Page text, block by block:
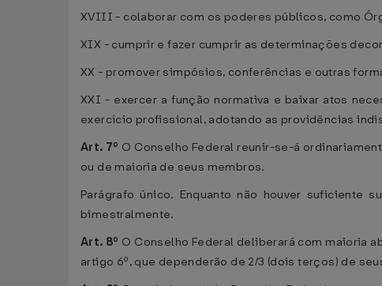
XVIII - colaborar com os poderes públicos, como
XIX - cumprir e fazer cumprir as determinações
XX - promover simpósios, conferências e outras
XXI - exercer a função normativa e baixar atos
exercício profissional, adotando as providências
Art. 7º O Conselho Federal reunir-se-á
ou de maioria de seus membros.
Parágrafo único. Enquanto não houver
bimestralmente.
Art. 8º O Conselho Federal deliberará com maioria
artigo 6º, que dependerão de 2/3 (dois terços) de